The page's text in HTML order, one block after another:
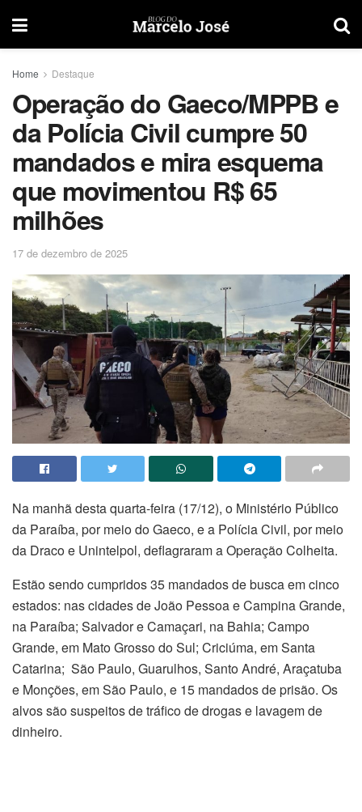
Home Destaque
Operação do Gaeco/MPPB e
da Polícia Civil cumpre 50
mandados e mira esquema
que movimentou R$ 65
milhões
17 de dezembro de 2025
Na manhã desta quarta-feira (17/12), o Ministério Público
da Paraíba, por meio do Gaeco, e a Polícia Civil, por meio
da Draco e Unintelpol, deflagraram a Operação Colheita.
Estão sendo cumpridos 35 mandados de busca em cinco
estados: nas cidades de João Pessoa e Campina Grande,
na Paraíba; Salvador e Camaçari, na Bahia; Campo
Grande, em Mato Grosso do Sul; Criciúma, em Santa
Catarina; São Paulo, Guarulhos, Santo André, Araçatuba
e Monções, em São Paulo, e 15 mandados de prisão. Os
alvos são suspeitos de tráfico de drogas e lavagem de
dinheiro.